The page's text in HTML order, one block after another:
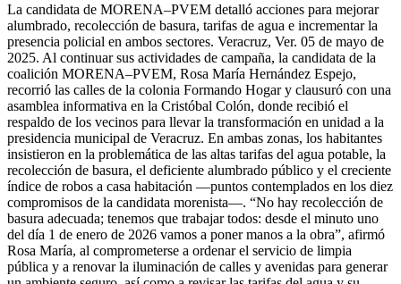
La candidata de MORENA–PVEM detalló acciones para mejorar
alumbrado, recolección de basura, tarifas de agua e incrementar la
presencia policial en ambos sectores. Veracruz, Ver. 05 de mayo de
2025. Al continuar sus actividades de campaña, la candidata de la
coalición MORENA–PVEM, Rosa María Hernández Espejo,
recorrió las calles de la colonia Formando Hogar y clausuró con una
asamblea informativa en la Cristóbal Colón, donde recibió el
respaldo de los vecinos para llevar la transformación en unidad a la
presidencia municipal de Veracruz. En ambas zonas, los habitantes
insistieron en la problemática de las altas tarifas del agua potable, la
recolección de basura, el deficiente alumbrado público y el creciente
índice de robos a casa habitación —puntos contemplados en los diez
compromisos de la candidata morenista—. “No hay recolección de
basura adecuada; tenemos que trabajar todos: desde el minuto uno
del día 1 de enero de 2026 vamos a poner manos a la obra”, afirmó
Rosa María, al comprometerse a ordenar el servicio de limpia
pública y a renovar la iluminación de calles y avenidas para generar